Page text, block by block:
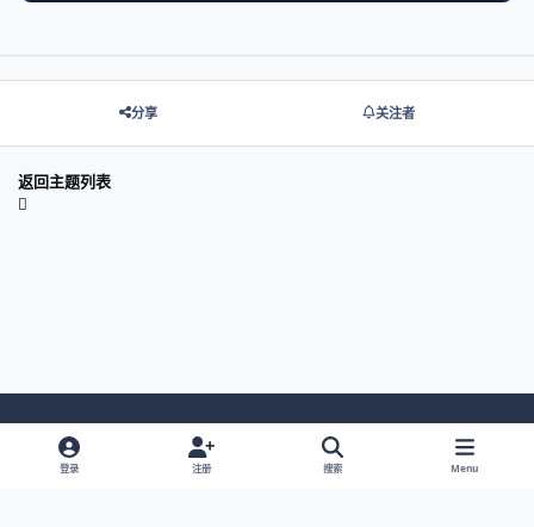
分享 关注者
返回主题列表
Light ModeDark ModeSystem Preference
登录 注册 搜索 Menu